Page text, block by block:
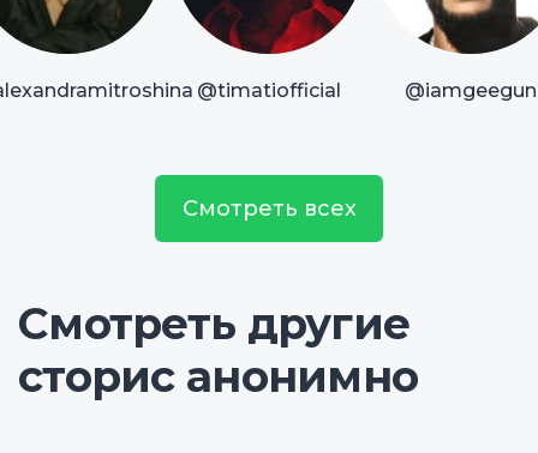
@timatiofficial @iamgeegun
Смотреть всех
Смотреть другие
сторис анонимно